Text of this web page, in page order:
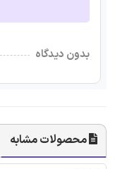
بدون دیدگاه
محصولات مشابه